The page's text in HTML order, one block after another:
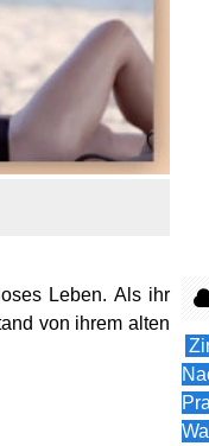
Leben. Als ihr
von ihrem alten